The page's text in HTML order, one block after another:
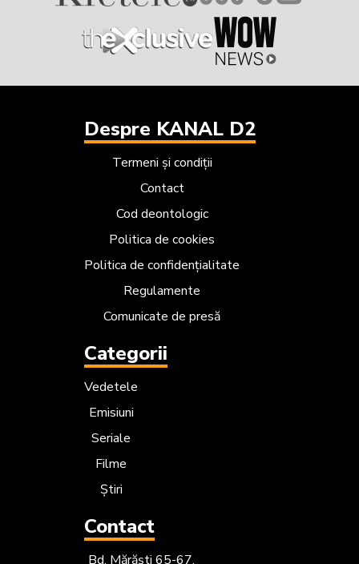
Despre KANAL D2
Termeni și condiții
Contact
Cod deontologic
Politica de cookies
Politica de confidențialitate
Regulamente
Comunicate de presă
Categorii
Vedetele
Emisiuni
Seriale
Filme
Știri
Contact
Bd. Mărăști 65-67,